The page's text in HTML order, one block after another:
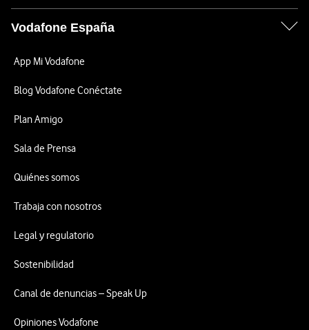
Vodafone España
App Mi Vodafone
Blog Vodafone Conéctate
Plan Amigo
Sala de Prensa
Quiénes somos
Trabaja con nosotros
Legal y regulatorio
Sostenibilidad
Canal de denuncias – Speak Up
Opiniones Vodafone